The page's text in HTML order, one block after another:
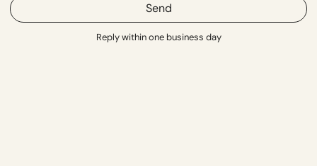
Send
Reply within one business day